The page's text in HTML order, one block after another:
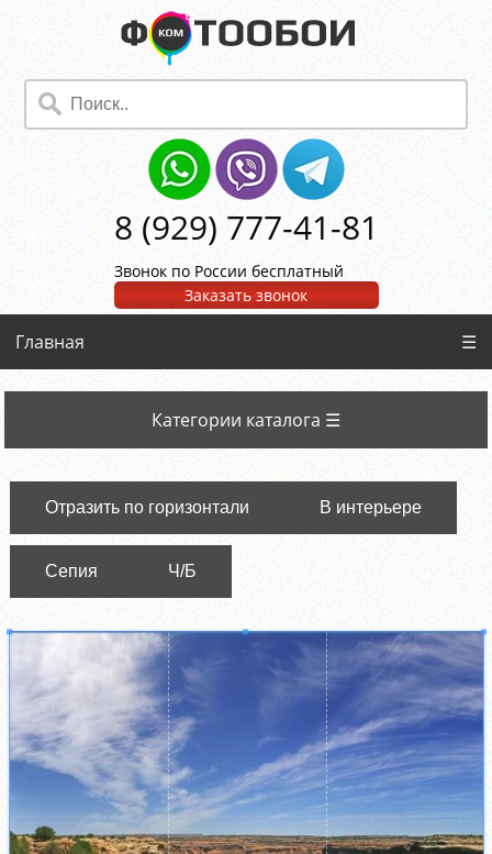
8 (929) 777-41-81
Звонок по России бесплатный
Заказать звонок
Главная ☰
Категории каталога ☰
Отразить по горизонтали В интерьере
Сепия Ч/Б